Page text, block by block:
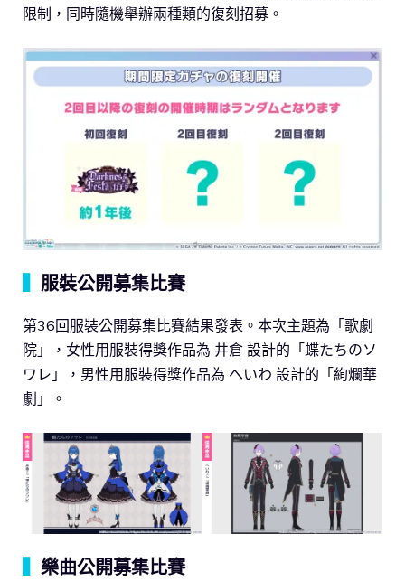
限制，同時隨機舉辦兩種類的復刻招募。
服裝公開募集比賽
第36回服裝公開募集比賽結果發表。本次主題為「歌劇
院」，女性用服裝得獎作品為 井倉 設計的「蝶たちのソ
ワレ」，男性用服裝得獎作品為 へいわ 設計的「絢爛華
劇」。
樂曲公開募集比賽